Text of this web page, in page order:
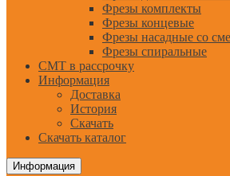
Фрезы комплекты
Фрезы концевые
Фрезы насадные со
Фрезы спиральные
CMT в рассрочку
Информация
Доставка
История
Скачать
Скачать каталог
Информация